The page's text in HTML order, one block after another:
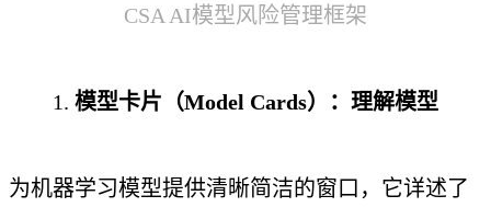
CSA AI模型风险管理框架
1. 模型卡片（Model Cards）：理解模型
为机器学习模型提供清晰简洁的窗口，它详述了